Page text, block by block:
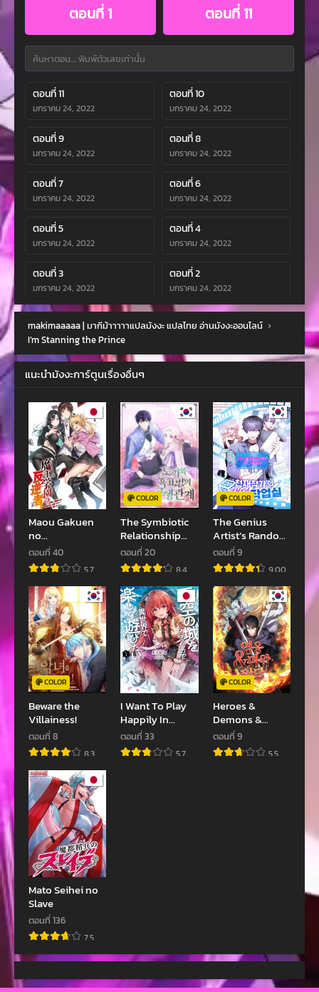
ตอนที่ 1 ตอนที่ 11
ตอนที่ 11
มกราคม 24, 2022
ตอนที่ 10
มกราคม 24, 2022
ตอนที่ 9
มกราคม 24, 2022
ตอนที่ 8
มกราคม 24, 2022
ตอนที่ 7
มกราคม 24, 2022
ตอนที่ 6
มกราคม 24, 2022
ตอนที่ 5
มกราคม 24, 2022
ตอนที่ 4
มกราคม 24, 2022
ตอนที่ 3
มกราคม 24, 2022
ตอนที่ 2
มกราคม 24, 2022
ตอนที่ 1
มกราคม 24, 2022
makimaaaaa | มากีม้าาาาาแปลมังงะ แปลไทย อ่านมังงะออนไลน์ ›
I’m Stanning the Prince
แนะนำมังงะการ์ตูนเรื่องอื่นๆ
Maou Gakuen
no
Hangyakusha
ตอนที่ 40
5.7
COLOR
The Symbiotic
Relationship
Between a
Panther and a
Rabbit
ตอนที่ 20
8.4
COLOR
The Genius
Artist’s Random
Studio
ตอนที่ 9
9.00
COLOR
Beware the
Villainess!
ตอนที่ 8
8.3
I Want To Play
Happily In
Another World
Because I Got A
Heavenly Castle
ตอนที่ 33
5.7
COLOR
Heroes &
Demons &
Villains
ตอนที่ 9
5.5
Mato Seihei no
Slave
ตอนที่ 136
7.5